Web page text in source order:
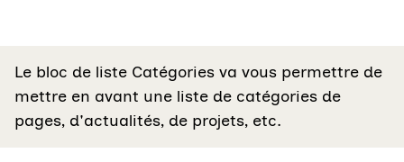
Le bloc de liste Catégories va vous permettre de
mettre en avant une liste de catégories de
pages, d'actualités, de projets, etc.